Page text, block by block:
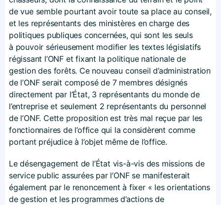
de vue semble pourtant avoir toute sa place au conseil,
et les représentants des ministères en charge des
politiques publiques concernées, qui sont les seuls
à pouvoir sérieusement modifier les textes législatifs
régissant l’ONF et fixant la politique nationale de
gestion des forêts. Ce nouveau conseil d’administration
de l’ONF serait composé de 7 membres désignés
directement par l’État, 3 représentants du monde de
l’entreprise et seulement 2 représentants du personnel
de l’ONF. Cette proposition est très mal reçue par les
fonctionnaires de l’office qui la considèrent comme
portant préjudice à l’objet même de l’office.
Le désengagement de l’État vis-à-vis des missions de
service public assurées par l’ONF se manifesterait
également par le renoncement à fixer « les orientations
de gestion et les programmes d’actions de